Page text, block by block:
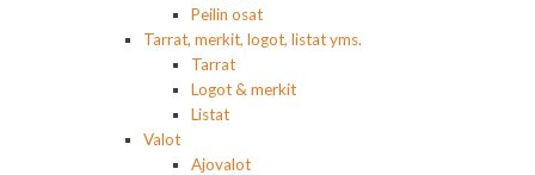
Peilin osat
Tarrat, merkit, logot, listat yms.
Tarrat
Logot & merkit
Listat
Valot
Ajovalot